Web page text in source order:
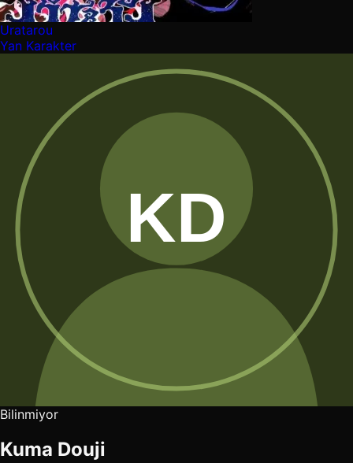
Uratarou
Yan Karakter
Bilinmiyor
Kuma Douji